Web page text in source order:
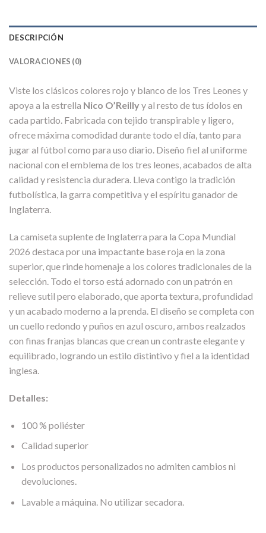
DESCRIPCIÓN
VALORACIONES (0)
Viste los clásicos colores rojo y blanco de los Tres Leones y
apoya a la estrella Nico O’Reillyy al resto de tus ídolos en
cada partido. Fabricada con tejido transpirable y ligero,
ofrece máxima comodidad durante todo el día, tanto para
jugar al fútbol como para uso diario. Diseño fiel al uniforme
nacional con el emblema de los tres leones, acabados de alta
calidad y resistencia duradera. Lleva contigo la tradición
futbolística, la garra competitiva y el espíritu ganador de
Inglaterra.
La camiseta suplente de Inglaterra para la Copa Mundial
2026 destaca por una impactante base roja en la zona
superior, que rinde homenaje a los colores tradicionales de la
selección. Todo el torso está adornado con un patrón en
relieve sutil pero elaborado, que aporta textura, profundidad
y un acabado moderno a la prenda. El diseño se completa con
un cuello redondo y puños en azul oscuro, ambos realzados
con finas franjas blancas que crean un contraste elegante y
equilibrado, logrando un estilo distintivo y fiel a la identidad
inglesa.
Detalles:
100 % poliéster
Calidad superior
Los productos personalizados no admiten cambios ni
devoluciones.
Lavable a máquina. No utilizar secadora.